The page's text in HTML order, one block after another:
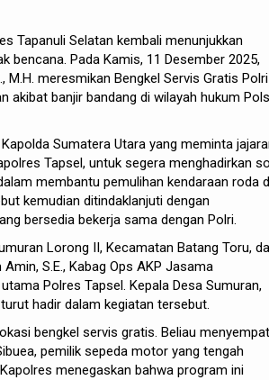
Tapanuli Selatan kembali menunjukkan
bencana. Pada Kamis, 11 Desember 2025,
M.H. meresmikan Bengkel Servis Gratis Polri
akibat banjir bandang di wilayah hukum
Sumatera Utara yang meminta
Tapsel, untuk segera menghadirkan
membantu pemulihan kendaraan roda
kemudian ditindaklanjuti dengan
bersedia bekerja sama dengan Polri.
Lorong II, Kecamatan Batang Toru,
S.E., Kabag Ops AKP Jasama
Polres Tapsel. Kepala Desa Sumuran,
hadir dalam kegiatan tersebut.
bengkel servis gratis. Beliau
pemilik sepeda motor yang tengah
menegaskan bahwa program ini